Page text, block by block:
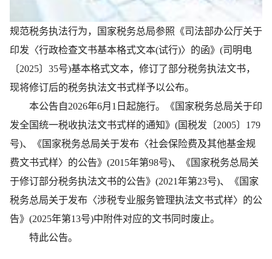
规范税务执法行为，国家税务总局参照《司法部办公厅关于
印发〈行政检查文书基本格式文本(试行)〉的函》(司明电
〔2025〕35号)基本格式文本，修订了部分税务执法文书，
现将修订后的税务执法文书式样予以公布。
本公告自2026年6月1日起施行。《国家税务总局关于印
发全国统一税收执法文书式样的通知》(国税发〔2005〕179
号)、《国家税务总局关于发布〈社会保险费及其他基金规
费文书式样〉的公告》(2015年第98号)、《国家税务总局关
于修订部分税务执法文书的公告》(2021年第23号)、《国家
税务总局关于发布〈涉税专业服务管理执法文书式样〉的公
告》(2025年第13号)中附件对应的文书同时废止。
特此公告。